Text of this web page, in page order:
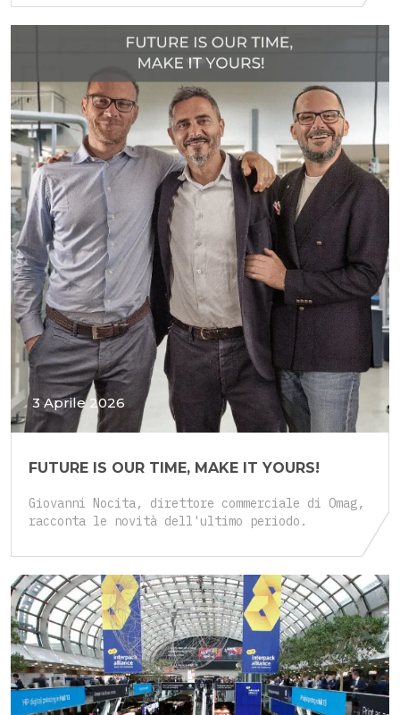
3 Aprile 2026
FUTURE IS OUR TIME, MAKE IT YOURS!
Giovanni Nocita, direttore commerciale di Omag,
racconta le novità dell'ultimo periodo.